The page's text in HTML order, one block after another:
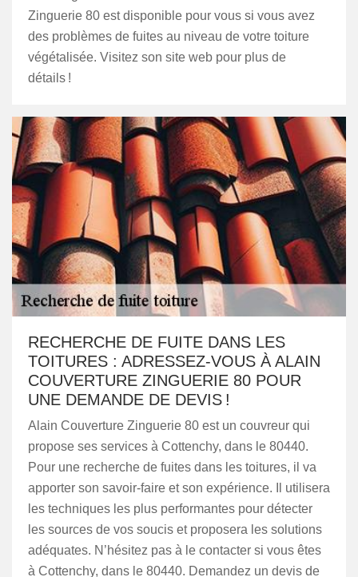
Zinguerie 80 est disponible pour vous si vous avez
des problèmes de fuites au niveau de votre toiture
végétalisée. Visitez son site web pour plus de
détails !
RECHERCHE DE FUITE DANS LES
TOITURES : ADRESSEZ-VOUS À ALAIN
COUVERTURE ZINGUERIE 80 POUR
UNE DEMANDE DE DEVIS !
Alain Couverture Zinguerie 80 est un couvreur qui
propose ses services à Cottenchy, dans le 80440.
Pour une recherche de fuites dans les toitures, il va
apporter son savoir-faire et son expérience. Il utilisera
les techniques les plus performantes pour détecter
les sources de vos soucis et proposera les solutions
adéquates. N’hésitez pas à le contacter si vous êtes
à Cottenchy, dans le 80440. Demandez un devis de